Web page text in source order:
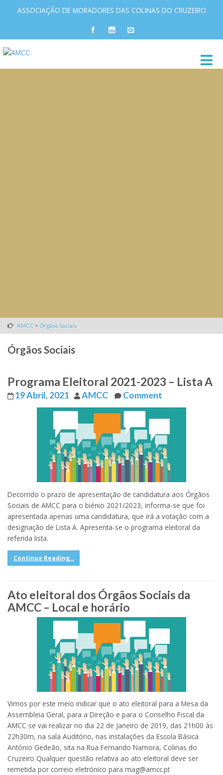
ASSOCIAÇÃO DE MORADORES DAS COLINAS DO CRUZEIRO
AMCC > Órgãos Sociais
Órgãos Sociais
Programa Eleitoral 2021-2023 – Lista A
19 Abril, 2021 AMCC Comment
Decorrido o prazo de apresentação de candidatura aos Órgãos
Sociais de AMCC para o biénio 2021/2023, informa-se que foi
apresentada apenas uma candidatura, que irá a votação com a
designação de Lista A. Apresenta-se o programa eleitoral da
referida lista.
Continue Reading...
Ato eleitoral dos Órgãos Sociais da
AMCC – Local e horário
Vimos por este meio indicar que o ato eleitoral para a Mesa da
Assembleia Geral, para a Direção e para o Conselho Fiscal da
AMCC se vai realizar no dia 22 de Janeiro de 2019, das 21h00 às
22h30m, na sala Auditório, nas instalações da Escola Básica
António Gedeão, sita na Rua Fernando Namora, Colinas do
Cruzeiro Qualquer questão relativa ao ato eleitoral deve ser
remetida por correio eletrónico para mag@amcc.pt